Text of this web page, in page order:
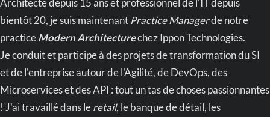
bientôt 20, je suis maintenant Practice Managerde notre
practiceModern Architecturechez Ippon Technologies.
Je conduit et participe à des projets de transformation du SI
et de l'entreprise autour de l'Agilité, de DevOps, des
Microservices et des API : tout un tas de choses passionnantes
! J'ai travaillé dans leretail, le banque de détail, les